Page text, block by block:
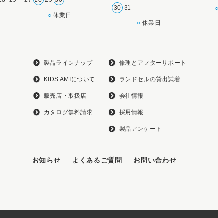
○ 休業日
30 31
○ 休業日
○
製品ラインナップ
KIDS AMIについて
販売店・取扱店
カタログ無料請求
修理とアフターサポート
ランドセルの貸出試着
会社情報
採用情報
製品アンケート
お知らせ よくあるご質問 お問い合わせ